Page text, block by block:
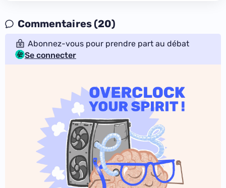
Commentaires (20)
Abonnez-vous pour prendre part au débat
Se connecter